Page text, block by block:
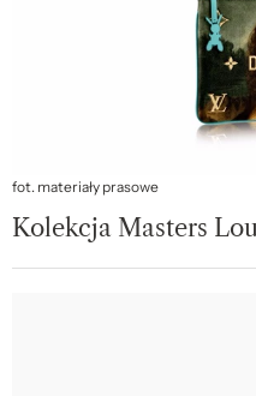
fot. materiały prasowe
Kolekcja Masters